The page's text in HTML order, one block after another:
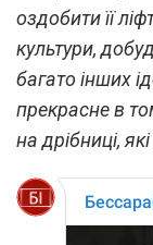
оздобити її
культури,
багато інших
прекрасне в
на дрібниці,